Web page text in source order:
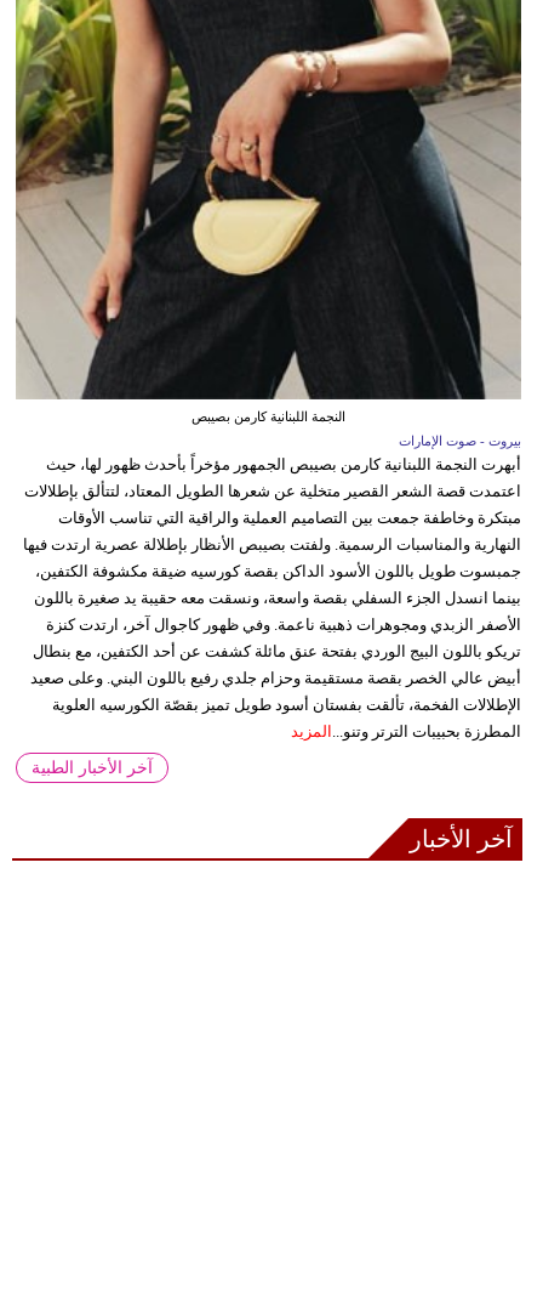
النجمة اللبنانية كارمن بصيبص
بيروت - صوت الإمارات
أبهرت النجمة اللبنانية كارمن بصيبص الجمهور مؤخراً بأحدث ظهور لها، حيث
اعتمدت قصة الشعر القصير متخلية عن شعرها الطويل المعتاد، لتتألق بإطلالات
مبتكرة وخاطفة جمعت بين التصاميم العملية والراقية التي تناسب الأوقات
النهارية والمناسبات الرسمية. ولفتت بصيبص الأنظار بإطلالة عصرية ارتدت فيها
جمبسوت طويل باللون الأسود الداكن بقصة كورسيه ضيقة مكشوفة الكتفين،
بينما انسدل الجزء السفلي بقصة واسعة، ونسقت معه حقيبة يد صغيرة باللون
الأصفر الزبدي ومجوهرات ذهبية ناعمة. وفي ظهور كاجوال آخر، ارتدت كنزة
تريكو باللون البيج الوردي بفتحة عنق مائلة كشفت عن أحد الكتفين، مع بنطال
أبيض عالي الخصر بقصة مستقيمة وحزام جلدي رفيع باللون البني. وعلى صعيد
الإطلالات الفخمة، تألقت بفستان أسود طويل تميز بقصّة الكورسيه العلوية
المطرزة بحبيبات الترتر وتنو... المزيد
آخر الأخبار الطبية
آخر الأخبار